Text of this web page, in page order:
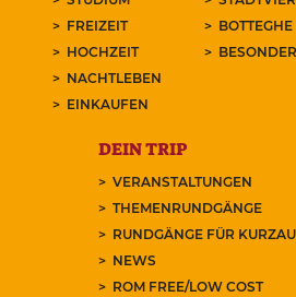
FREIZEIT
HOCHZEIT
NACHTLEBEN
EINKAUFEN
DEIN TRIP
VERANSTALTUNGEN
THEMENRUNDGÄNGE
RUNDGÄNGE FÜR
NEWS
ROM FREE/LOW COST